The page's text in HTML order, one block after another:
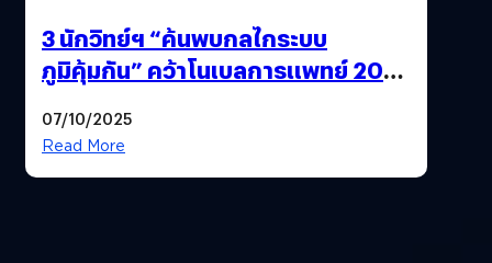
3 นักวิทย์ฯ “ค้นพบกลไกระบบ
ภูมิคุ้มกัน” คว้าโนเบลการแพทย์ 2025
และมะเร็ง
07/10/2025
Read More